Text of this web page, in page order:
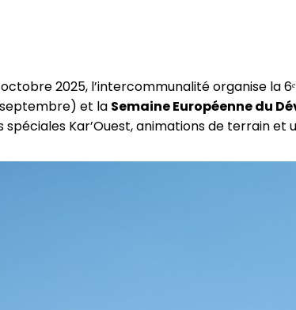
octobre 2025, l’intercommunalité organise la
septembre) et la Semaine Européenne du
Kar’Ouest, animations de terrain et